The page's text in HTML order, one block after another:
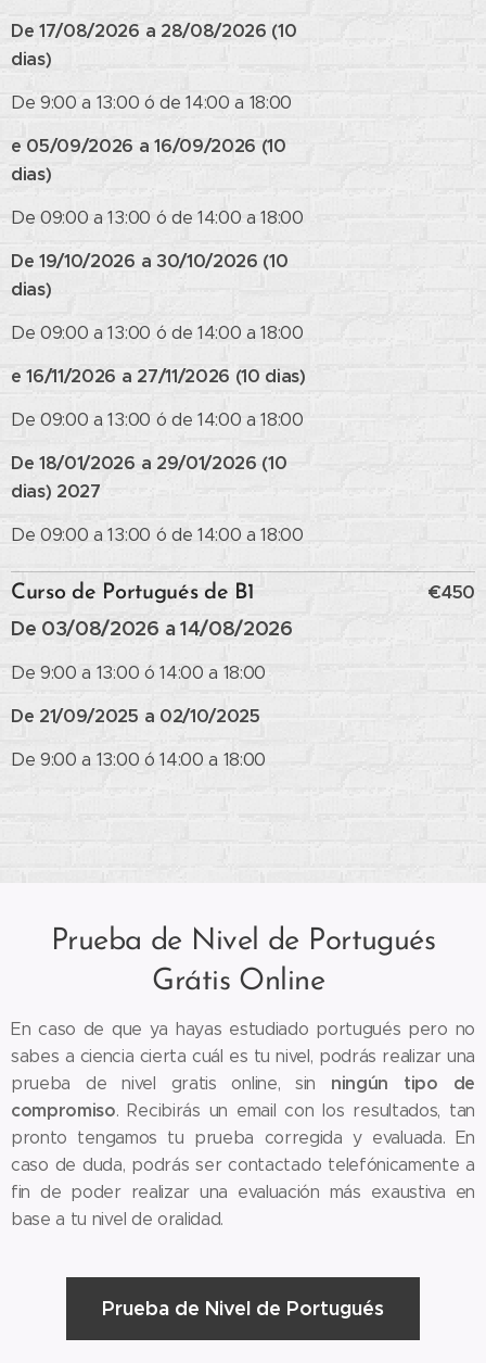
De 17/08/2026 a 28/08/2026 (10
dias)
De 9:00 a 13:00 ó de 14:00 a 18:00
e 05/09/2026 a 16/09/2026 (10
dias)
De 09:00 a 13:00 ó de 14:00 a 18:00
De 19/10/2026 a 30/10/2026 (10
dias)
De 09:00 a 13:00 ó de 14:00 a 18:00
e 16/11/2026 a 27/11/2026 (10 dias)
De 09:00 a 13:00 ó de 14:00 a 18:00
De 18/01/2026 a 29/01/2026 (10
dias) 2027
De 09:00 a 13:00 ó de 14:00 a 18:00
Curso de Portugués de B1
De 03/08/2026 a 14/08/2026
De 9:00 a 13:00 ó 14:00 a 18:00
De 21/09/2025 a 02/10/2025
De 9:00 a 13:00 ó 14:00 a 18:00
€450
Prueba de Nivel de Portugués
Grátis Online
En caso de que ya hayas estudiado portugués pero no
sabes a ciencia cierta cuál es tu nivel, podrás realizar una
prueba de nivel gratis online, sin ningún tipo de
compromiso. Recibirás un email con los resultados, tan
pronto tengamos tu prueba corregida y evaluada. En
caso de duda, podrás ser contactado telefónicamente a
fin de poder realizar una evaluación más exaustiva en
base a tu nivel de oralidad.
Prueba de Nivel de Portugués